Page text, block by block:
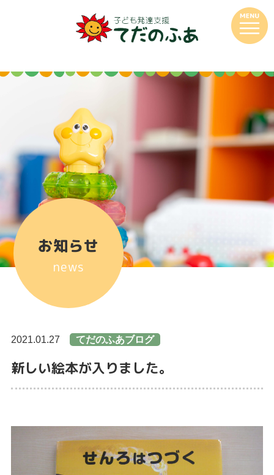
お知らせ
news
2021.01.27 てだのふあブログ
新しい絵本が入りました。